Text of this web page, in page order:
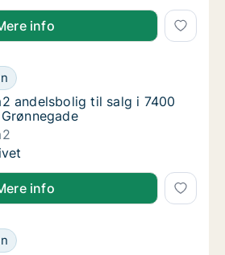
info
andelsbolig til salg i 7400
til salg i 7400 Herning,
andelsbolig til salg i 7400
andelsbolig til salg i 7400
andelsbolig til salg i 7400
info
andelsbolig til salg i 7400
til salg i 7400 Herning,